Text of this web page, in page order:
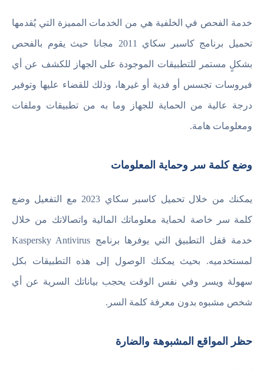
خدمة الفحص في الخلفية هي من الخدمات المميزة التي يُقدمها
تحميل برنامج كاسبر سكاي 2011 مجانا حيث يقوم بالفحص
بشكلٍ مستمر للتطبيقات الموجودة على الجهاز للكشف عن أي
فيروسات تجسس أو فدية أو غيرها، وذلك للقضاء عليها وتوفير
درجة عالية من الحماية للجهاز وما به من تطبيقات وملفات
ومعلومات هامة.
وضع كلمة سر وحماية المعلومات
يمكنك من خلال تحميل كاسبر سكاي 2023 مع التفعيل وضع
كلمة سر خاصة لحماية معلوماتك المالية واتصالاتك من خلال
خدمة قفل التطبيق التي يوفرها برنامج Kaspersky Antivirus
لمستخدميه. بحيث يمكنك الوصول إلى هذه التطبيقات بكل
سهولة ويسر وفي نفس الوقت يحجب بياناتك السرية عن أي
شخص مشبوه بدون معرفة كلمة السر.
حظر المواقع المشبوهة والضارة